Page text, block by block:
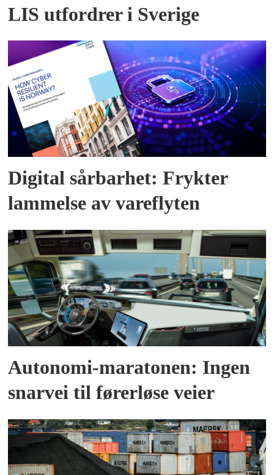
LIS utfordrer i Sverige
Digital sårbarhet: Frykter
lammelse av vareflyten
Autonomi-maratonen: Ingen
snarvei til førerløse veier